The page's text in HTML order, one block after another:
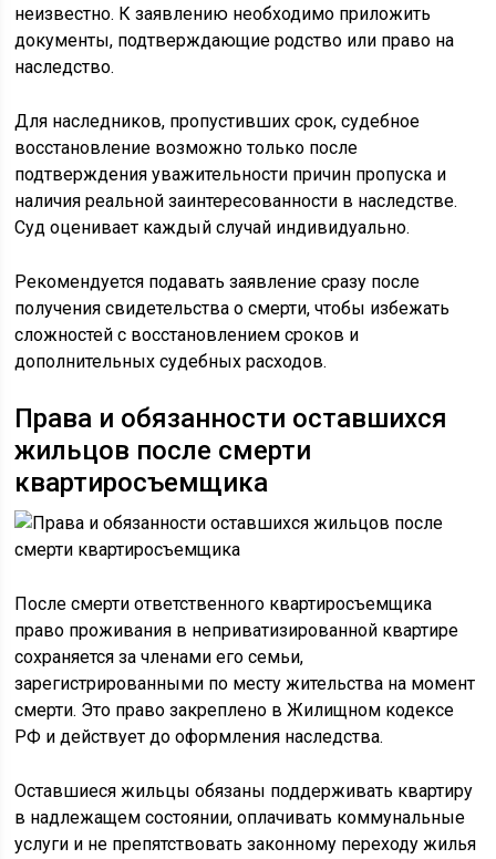
неизвестно. К заявлению необходимо приложить
документы, подтверждающие родство или право на
наследство.
Для наследников, пропустивших срок, судебное
восстановление возможно только после
подтверждения уважительности причин пропуска и
наличия реальной заинтересованности в наследстве.
Суд оценивает каждый случай индивидуально.
Рекомендуется подавать заявление сразу после
получения свидетельства о смерти, чтобы избежать
сложностей с восстановлением сроков и
дополнительных судебных расходов.
Права и обязанности оставшихся
жильцов после смерти
квартиросъемщика
После смерти ответственного квартиросъемщика
право проживания в неприватизированной квартире
сохраняется за членами его семьи,
зарегистрированными по месту жительства на момент
смерти. Это право закреплено в Жилищном кодексе
РФ и действует до оформления наследства.
Оставшиеся жильцы обязаны поддерживать квартиру
в надлежащем состоянии, оплачивать коммунальные
услуги и не препятствовать законному переходу жилья